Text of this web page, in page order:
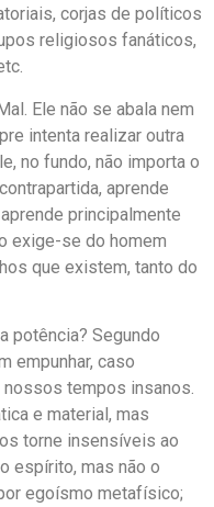
corjas de políticos
religiosos fanáticos,
Ele não se abala nem
intenta realizar outra
no fundo, não importa o
aprende
principalmente
exige-se do homem
que existem, tanto do
potência? Segundo
empunhar, caso
tempos insanos.
e material, mas
torne insensíveis ao
espírito, mas não o
egoísmo metafísico;